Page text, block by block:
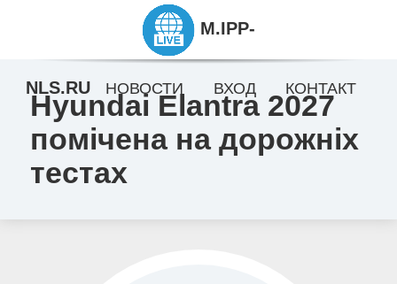
Hyundai Elantra 2027
помічена на дорожніх
тестах
M.IPP-
NLS.RU НОВОСТИ ВХОД КОНТАКТ